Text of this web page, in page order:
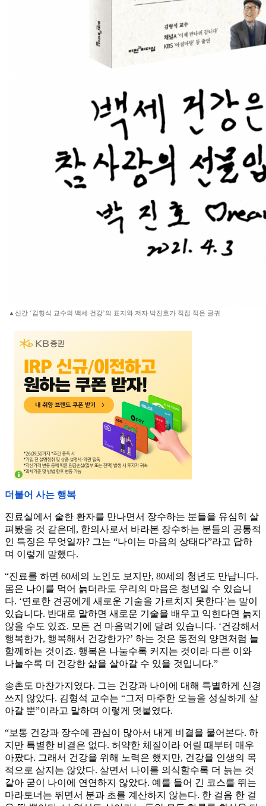
▲신간 ‘김형석 교수의 백세 건강’의 표지와 저자 박진호가 직접 적은 글귀
더불어 사는 행복
진료실에서 숱한 환자를 만나면서 장수하는 분들을 유심히 살
펴봤을 것 같은데, 한의사로서 바라본 장수하는 분들의 공통적
인 특징은 무엇일까? 그는 “나이는 마음의 상태다”라고 답하
며 이렇게 말했다.
“진료를 하면 60세의 노인도 보지만, 80세의 청년도 만납니다.
몸은 나이를 먹어 늙더라도 우리의 마음은 청년일 수 있습니
다. ‘연로한 견공에게 새로운 기술을 가르치지 못한다’는 말이
있습니다. 반대로 말하면 새로운 기술을 배우고 익힌다면 늙지
않을 수도 있죠. 모든 건 마음먹기에 달려 있습니다. ‘건강해서
행복한가, 행복해서 건강한가?’ 하는 것은 동전의 양면처럼 늘
함께하는 것이죠. 행복은 나눌수록 커지는 것이라 다른 이와
나눌수록 더 건강한 삶을 살아갈 수 있을 것입니다.”
송촌도 마찬가지였다. 그는 건강과 나이에 대해 특별하게 신경
쓰지 않았다. 김형석 교수는 “그저 마주한 오늘을 성실하게 살
아갈 뿐”이라고 말하며 이렇게 덧붙였다.
“보통 건강과 장수에 관심이 많아서 내게 비결을 물어본다. 하
지만 특별한 비결은 없다. 허약한 체질이라 어릴 때부터 매우
아팠다. 그래서 건강을 위해 노력은 했지만, 건강을 인생의 목
적으로 삼지는 않았다. 살면서 나이를 의식할수록 더 늙는 것
같아 굳이 나이에 연연하지 않았다. 예를 들어 긴 코스를 뛰는
마라토너는 뛰면서 분과 초를 계산하지 않는다. 한 걸음 한 걸